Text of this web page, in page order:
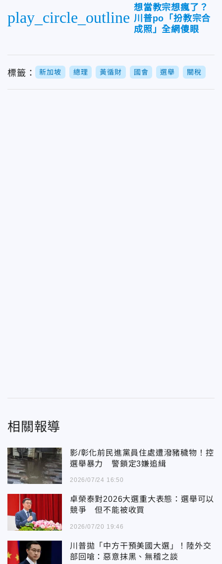
play_circle_outline
想當教宗想瘋了？
川普po「扮教宗合
成照」全網傻眼
標籤： 新加坡 總理 黃循財 國會 選舉 關稅
相關報導
影/彰化前民進黨員住處遭潑豬穢物！控
選舉暴力 警鎖定3嫌追緝
2026/07/24 16:50
卓榮泰對2026大選重大表態：選舉可以
競爭 但不能被收買
2026/07/20 19:46
川普拋「中方干預美國大選」！陸外交
部回嗆：惡意抹黑、無稽之談